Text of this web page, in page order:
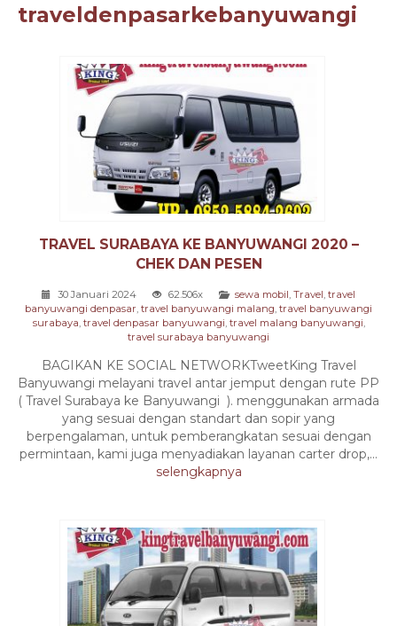
traveldenpasarkebanyuwangi
TRAVEL SURABAYA KE BANYUWANGI 2020 –
CHEK DAN PESEN
30 Januari 2024 62.506x sewa mobil, Travel, travel
banyuwangi denpasar, travel banyuwangi malang, travel banyuwangi
surabaya, travel denpasar banyuwangi, travel malang banyuwangi,
travel surabaya banyuwangi
BAGIKAN KE SOCIAL NETWORKTweetKing Travel
Banyuwangi melayani travel antar jemput dengan rute PP
( Travel Surabaya ke Banyuwangi ). menggunakan armada
yang sesuai dengan standart dan sopir yang
berpengalaman, untuk pemberangkatan sesuai dengan
permintaan, kami juga menyadiakan layanan carter drop,...
selengkapnya